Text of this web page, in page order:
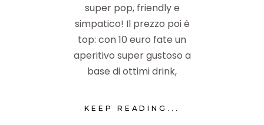
super pop, friendly e
simpatico! Il prezzo poi è
top: con 10 euro fate un
aperitivo super gustoso a
base di ottimi drink,
KEEP READING...